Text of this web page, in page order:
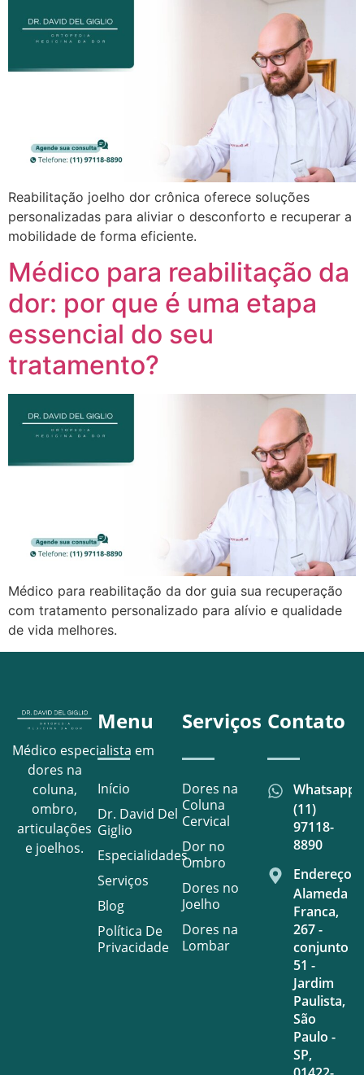
Reabilitação joelho dor crônica oferece soluções
personalizadas para aliviar o desconforto e recuperar a
mobilidade de forma eficiente.
Médico para reabilitação da
dor: por que é uma etapa
essencial do seu
tratamento?
Médico para reabilitação da dor guia sua recuperação
com tratamento personalizado para alívio e qualidade
de vida melhores.
Médico especialista em
dores na
coluna,
ombro,
articulações
e joelhos.
Menu
Início
Dr. David Del
Giglio
Especialidades
Serviços
Blog
Política De
Privacidade
Serviços
Dores na
Coluna
Cervical
Dor no
Ombro
Dores no
Joelho
Dores na
Lombar
Contato
Whatsapp
(11)
97118-
8890
Endereço
Alameda
Franca,
267 -
conjunto
51 -
Jardim
Paulista,
São
Paulo -
SP,